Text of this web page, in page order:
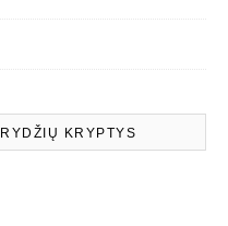
KRYPTYS